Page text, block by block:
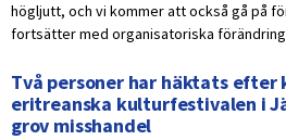
högljutt, och vi kommer att också gå på
fortsätter med organisatoriska
Två personer har häktats efter
eritreanska kulturfestivalen i
grov misshandel